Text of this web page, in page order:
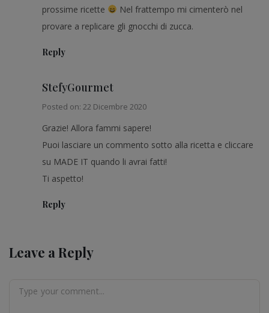
prossime ricette
Nel frattempo mi cimenterò nel
provare a replicare gli gnocchi di zucca.
Reply
StefyGourmet
Posted on: 22 Dicembre 2020
Grazie! Allora fammi sapere!
Puoi lasciare un commento sotto alla ricetta e cliccare
su MADE IT quando li avrai fatti!
Ti aspetto!
Reply
Leave a Reply